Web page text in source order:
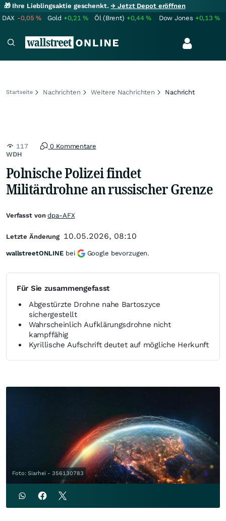
🎁 Ihre Lieblingsaktie geschenkt.→ Jetzt Depot eröffnen
DAX -0,05% Gold +0,21% Öl (Brent) +0,44% Dow Jones +0,13%
Startseite Nachrichten Weitere Nachrichten Nachricht
WDH
117 0 Kommentare
Polnische Polizei findet
Militärdrohne an russischer Grenze
Für Sie zusammengefasst
Abgestürzte Drohne nahe Bartoszyce
sichergestellt
Wahrscheinlich Aufklärungsdrohne nicht
kampffähig
Kyrillische Aufschrift deutet auf mögliche Herkunft
Foto: Siarhei - 356130783
Verfasst vondpa-AFX
Letzte Änderung 10.05.2026, 08:10
wallstreetONLINE bei Google bevorzugen.